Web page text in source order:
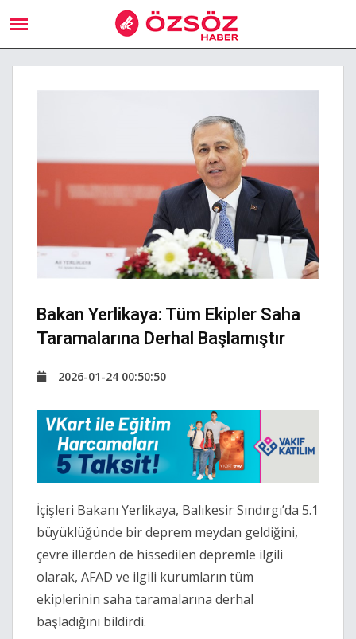
Bakan Yerlikaya: Tüm Ekipler Saha
Taramalarına Derhal Başlamıştır
2026-01-24 00:50:50
İçişleri Bakanı Yerlikaya, Balıkesir Sındırgı’da 5.1
büyüklüğünde bir deprem meydan geldiğini,
çevre illerden de hissedilen depremle ilgili
olarak, AFAD ve ilgili kurumların tüm
ekiplerinin saha taramalarına derhal
başladığını bildirdi.